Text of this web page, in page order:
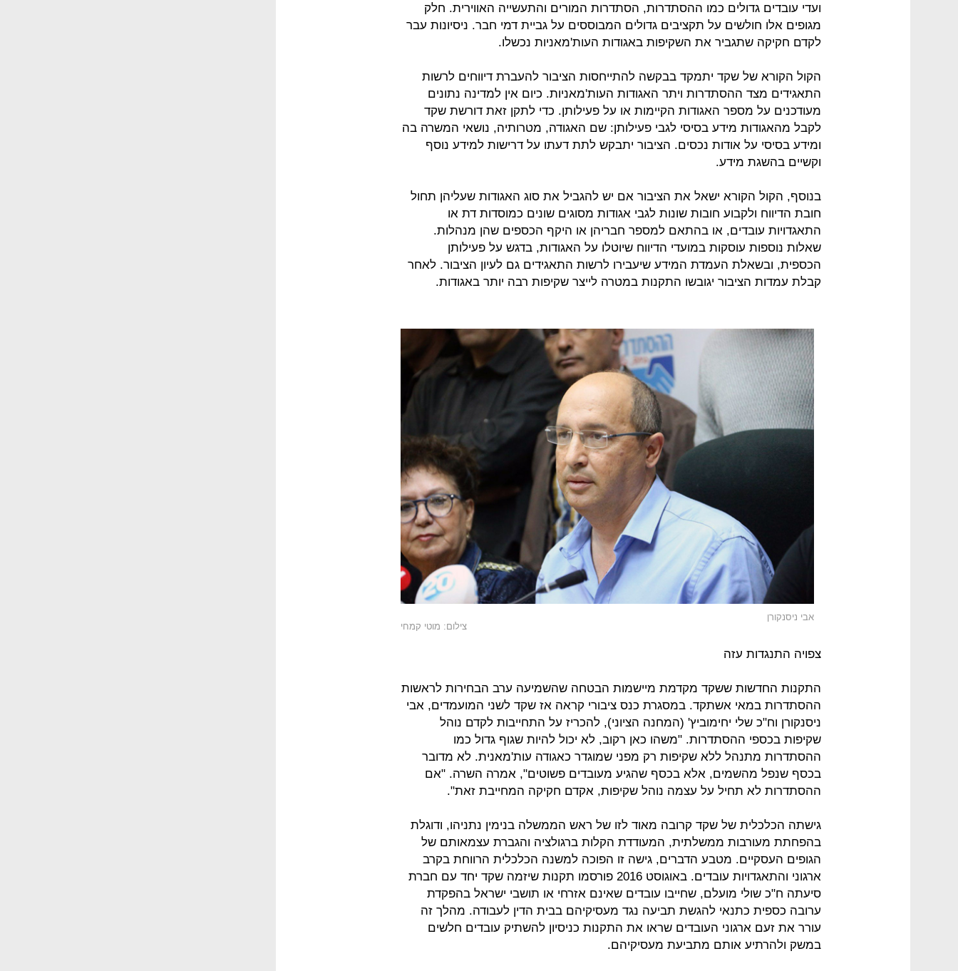
ועדי עובדים גדולים כמו ההסתדרות, הסתדרות המורים והתעשייה האווירית. חלק
מגופים אלו חולשים על תקציבים גדולים המבוססים על גביית דמי חבר. ניסיונות עבר
לקדם חקיקה שתגביר את השקיפות באגודות העות'מאניות נכשלו.
הקול הקורא של שקד יתמקד בבקשה להתייחסות הציבור להעברת דיווחים לרשות
התאגידים מצד ההסתדרות ויתר האגודות העות'מאניות. כיום אין למדינה נתונים
מעודכנים על מספר האגודות הקיימות או על פעילותן. כדי לתקן זאת דורשת שקד
לקבל מהאגודות מידע בסיסי לגבי פעילותן: שם האגודה, מטרותיה, נושאי המשרה בה
ומידע בסיסי על אודות נכסים. הציבור יתבקש לתת דעתו על דרישות למידע נוסף
וקשיים בהשגת מידע.
בנוסף, הקול הקורא ישאל את הציבור אם יש להגביל את סוג האגודות שעליהן תחול
חובת הדיווח ולקבוע חובות שונות לגבי אגודות מסוגים שונים כמוסדות דת או
התאגדויות עובדים, או בהתאם למספר חבריהן או היקף הכספים שהן מנהלות.
שאלות נוספות עוסקות במועדי הדיווח שיוטלו על האגודות, בדגש על פעילותן
הכספית, ובשאלת העמדת המידע שיעבירו לרשות התאגידים גם לעיון הציבור. לאחר
קבלת עמדות הציבור יגובשו התקנות במטרה לייצר שקיפות רבה יותר באגודות.
אבי ניסנקורן
צילום: מוטי קמחי
צפויה התנגדות עזה
התקנות החדשות ששקד מקדמת מיישמות הבטחה שהשמיעה ערב הבחירות לראשות
ההסתדרות במאי אשתקד. במסגרת כנס ציבורי קראה אז שקד לשני המועמדים, אבי
ניסנקורן וח"כ שלי יחימוביץ' (המחנה הציוני), להכריז על התחייבות לקדם נוהל
שקיפות בכספי ההסתדרות. "משהו כאן רקוב, לא יכול להיות שגוף גדול כמו
ההסתדרות מתנהל ללא שקיפות רק מפני שמוגדר כאגודה עות'מאנית. לא מדובר
בכסף שנפל מהשמים, אלא בכסף שהגיע מעובדים פשוטים", אמרה השרה. "אם
ההסתדרות לא תחיל על עצמה נוהל שקיפות, אקדם חקיקה המחייבת זאת".
גישתה הכלכלית של שקד קרובה מאוד לזו של ראש הממשלה בנימין נתניהו, ודוגלת
בהפחתת מעורבות ממשלתית, המעודדת הקלות ברגולציה והגברת עצמאותם של
הגופים העסקיים. מטבע הדברים, גישה זו הפוכה למשנה הכלכלית הרווחת בקרב
ארגוני והתאגדויות עובדים. באוגוסט 2016 פורסמו תקנות שיזמה שקד יחד עם חברת
סיעתה ח"כ שולי מועלם, שחייבו עובדים שאינם אזרחי או תושבי ישראל בהפקדת
ערובה כספית כתנאי להגשת תביעה נגד מעסיקיהם בבית הדין לעבודה. מהלך זה
עורר את זעם ארגוני העובדים שראו את התקנות כניסיון להשתיק עובדים חלשים
במשק ולהרתיע אותם מתביעת מעסיקיהם.